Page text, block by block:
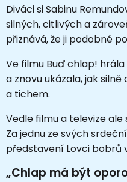
Diváci si Sabinu
silných, citlivých a
přiznává, že ji podobné
Ve filmu Buď chlap!
a znovu ukázala, jak
a tichem.
Vedle filmu a televize ale
Za jednu ze svých
představení Lovci bobrů
„Chlap má být